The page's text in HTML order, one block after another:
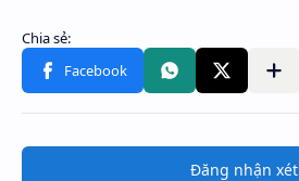
Đăng nhận xét